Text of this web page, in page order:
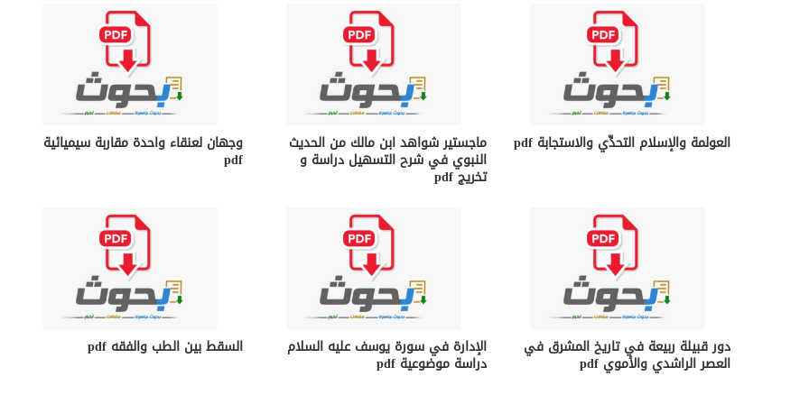
العولمة والإسلام التحدِّي والاستجابة pdf ماجستير شواهد ابن مالك من الحديث
النبوي في شرح التسهيل دراسة و
تخريج pdf
وجهان لعنقاء واحدة مقاربة سيميائية
pdf
دور قبيلة ربيعة في تاريخ المشرق في
العصر الراشدي والأموي pdf
الإدارة في سورة يوسف عليه السلام
دراسة موضوعية pdf
السقط بين الطب والفقه pdf